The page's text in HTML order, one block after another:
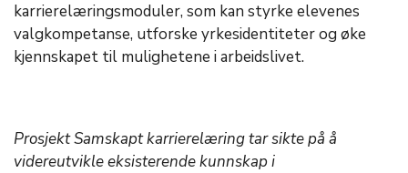
karrierelæringsmoduler, som kan styrke elevenes
valgkompetanse, utforske yrkesidentiteter og øke
kjennskapet til mulighetene i arbeidslivet.
Prosjekt Samskapt karrierelæring tar sikte på å
videreutvikle eksisterende kunnskap i